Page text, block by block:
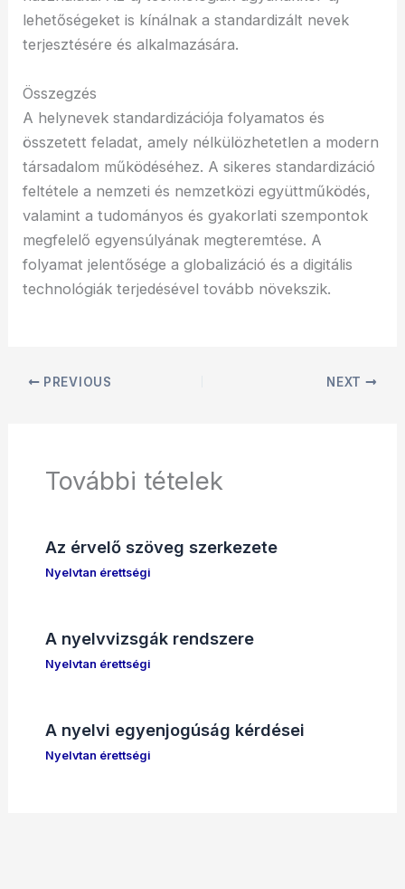
lehetőségeket is kínálnak a standardizált nevek
terjesztésére és alkalmazására.
Összegzés
A helynevek standardizációja folyamatos és
összetett feladat, amely nélkülözhetetlen a modern
társadalom működéséhez. A sikeres standardizáció
feltétele a nemzeti és nemzetközi együttműködés,
valamint a tudományos és gyakorlati szempontok
megfelelő egyensúlyának megteremtése. A
folyamat jelentősége a globalizáció és a digitális
technológiák terjedésével tovább növekszik.
PREVIOUS NEXT
További tételek
Az érvelő szöveg szerkezete
Nyelvtan érettségi
A nyelvvizsgák rendszere
Nyelvtan érettségi
A nyelvi egyenjogúság kérdései
Nyelvtan érettségi